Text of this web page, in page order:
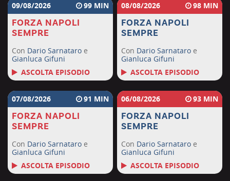
09/08/2026 99
FORZA NAPOLI
SEMPRE
Con Dario Sarnataro e
Gianluca Gifuni
ASCOLTA EPISODIO
08/08/2026 98
FORZA NAPOLI
SEMPRE
Con Dario Sarnataro e
Gianluca Gifuni
ASCOLTA EPISODIO
07/08/2026 91
FORZA NAPOLI
SEMPRE
Con Dario Sarnataro e
Gianluca Gifuni
ASCOLTA EPISODIO
06/08/2026 93
FORZA NAPOLI
SEMPRE
Con Dario Sarnataro e
Gianluca Gifuni
ASCOLTA EPISODIO